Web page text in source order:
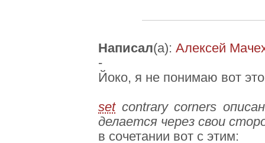
Написал(а): Алексей
-
Йоко, я не понимаю вот
setcontrary corners
делается через свои
в сочетании вот с этим: